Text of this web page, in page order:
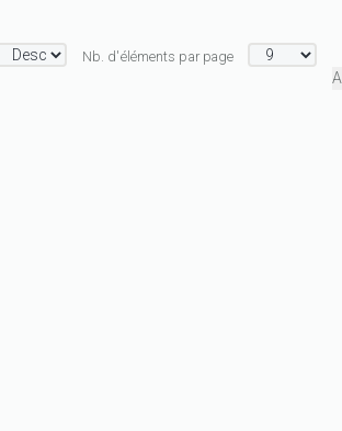
Nb. d'éléments par page